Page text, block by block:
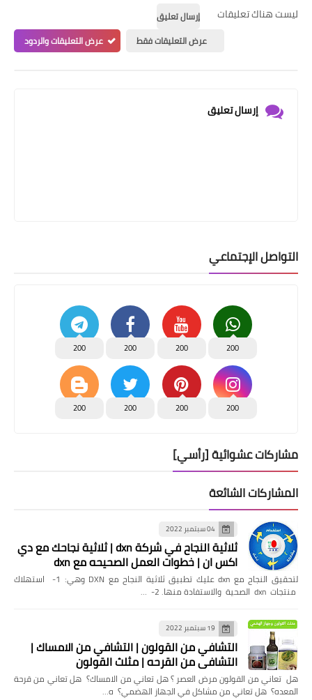
ليست هناك تعليقات
إرسال تعليق
عرض التعليقات فقط
عرض التعليقات والردود
إرسال تعليق
التواصل الإجتماعي
200
200
200
200
200
200
200
200
مشاركات عشوائية [رأسي]
المشاركات الشائعة
04 سبتمبر 2022
ثلاثية النجاح في شركة dxn | ثلاثية نجاحك مع دي
اكس ان | خطوات العمل الصحيحه مع dxn
لتحقيق النجاح مع dxn عليك تطبيق ثلاثية النجاح مع DXN وهي: 1- استهلاك
منتجات dxn الصحية والاستفادة منها. 2- …
19 سبتمبر 2022
التشافي من القولون | التشافي من الامساك |
التشافي من القرحه | مثلث القولون
هل تعاني من القولون مرض العصر ؟ هل تعاني من الامساك؟ هل تعاني من قرحة
المعده؟ هل تعاني من مشاكل في الجهاز الهضمي؟ ه…